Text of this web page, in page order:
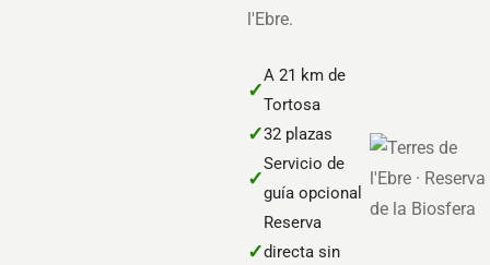
l'Ebre.
✓
A 21 km de
Tortosa
✓32 plazas
✓
Servicio de
guía opcional
✓
Reserva
directa sin